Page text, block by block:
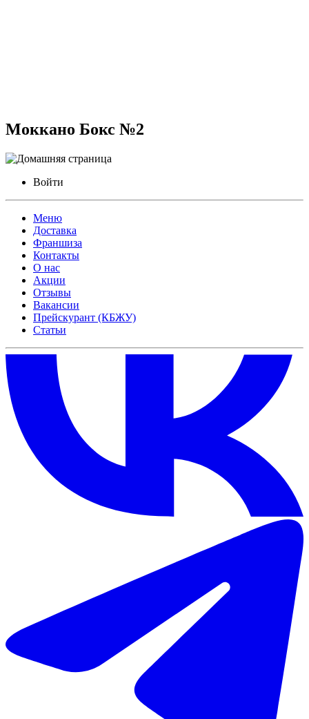
Моккано Бокс №2
Войти
Меню
Доставка
Франшиза
Контакты
О нас
Акции
Отзывы
Вакансии
Прейскурант (КБЖУ)
Статьи